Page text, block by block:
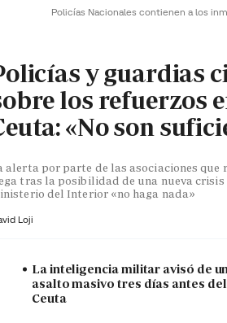
Policías Nacionales contienen a los
y guardias
los refuerzos
«No son
alerta por parte de las asociaciones que
tras la posibilidad de una nueva crisis
del Interior «no haga nada»
Loji
La inteligencia militar avisó de un
asalto masivo tres días antes
Ceuta